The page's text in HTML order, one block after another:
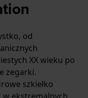
od
XX wieku po
zegarki.
szkiełko